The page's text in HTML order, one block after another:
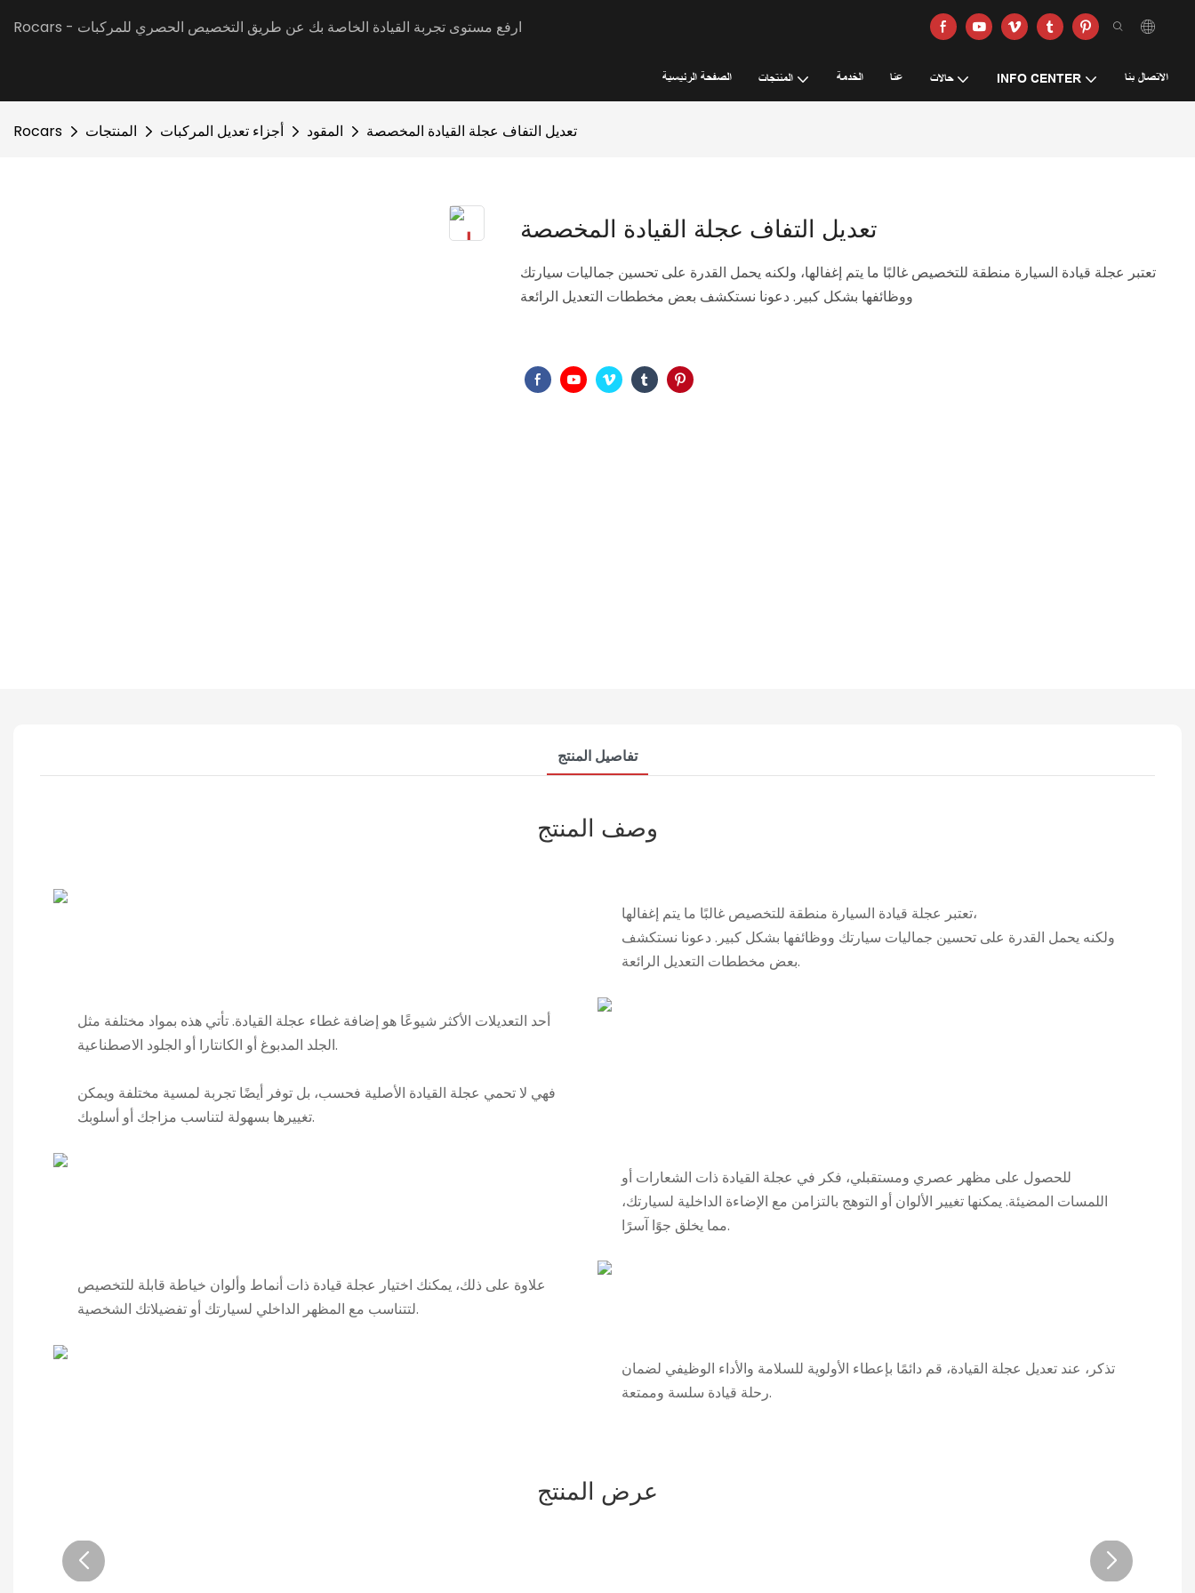
Rocars - ارفع مستوى تجربة القيادة الخاصة بك عن طريق التخصيص الحصري للمركبات
الصفحة الرئيسية المنتجات الخدمة عنا حالات INFO CENTER الاتصال بنا
Rocars المنتجات أجزاء تعديل المركبات المقود تعديل التفاف عجلة القيادة المخصصة
تعديل التفاف عجلة القيادة المخصصة
تعتبر عجلة قيادة السيارة منطقة للتخصيص غالبًا ما يتم إغفالها، ولكنه يحمل القدرة على تحسين جماليات سيارتك
ووظائفها بشكل كبير. دعونا نستكشف بعض مخططات التعديل الرائعة
تفاصيل المنتج
وصف المنتج
تعتبر عجلة قيادة السيارة منطقة للتخصيص غالبًا ما يتم إغفالها،
ولكنه يحمل القدرة على تحسين جماليات سيارتك ووظائفها بشكل كبير. دعونا نستكشف
بعض مخططات التعديل الرائعة.
أحد التعديلات الأكثر شيوعًا هو إضافة غطاء عجلة القيادة. تأتي هذه بمواد مختلفة مثل
الجلد المدبوغ أو الكانتارا أو الجلود الاصطناعية.
فهي لا تحمي عجلة القيادة الأصلية فحسب، بل توفر أيضًا تجربة لمسية مختلفة ويمكن
تغييرها بسهولة لتناسب مزاجك أو أسلوبك.
للحصول على مظهر عصري ومستقبلي، فكر في عجلة القيادة ذات الشعارات أو
اللمسات المضيئة. يمكنها تغيير الألوان أو التوهج بالتزامن مع الإضاءة الداخلية لسيارتك،
مما يخلق جوًا آسرًا.
علاوة على ذلك، يمكنك اختيار عجلة قيادة ذات أنماط وألوان خياطة قابلة للتخصيص
لتتناسب مع المظهر الداخلي لسيارتك أو تفضيلاتك الشخصية.
تذكر، عند تعديل عجلة القيادة، قم دائمًا بإعطاء الأولوية للسلامة والأداء الوظيفي لضمان
رحلة قيادة سلسة وممتعة.
عرض المنتج